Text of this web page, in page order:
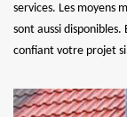
services. Les moyens
sont aussi
confiant votre projet si